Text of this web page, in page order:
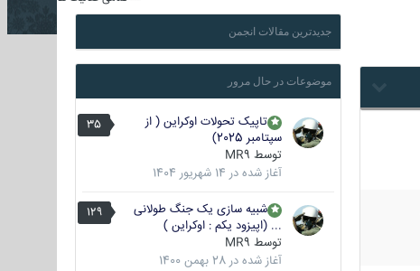
جدیدترین مقالات انجمن
موضوعات در حال مرور
35
تاپیک تحولات اوکراین ( از
سپتامبر 2025)
توسط MR9
آغاز شده در 14 شهریور 1404
129
شبیه سازی یک جنگ طولانی
... (اپیزود یکم : اوکراین )
توسط MR9
آغاز شده در 28 بهمن 1400